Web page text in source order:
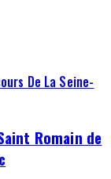
De La Seine-
Romain de